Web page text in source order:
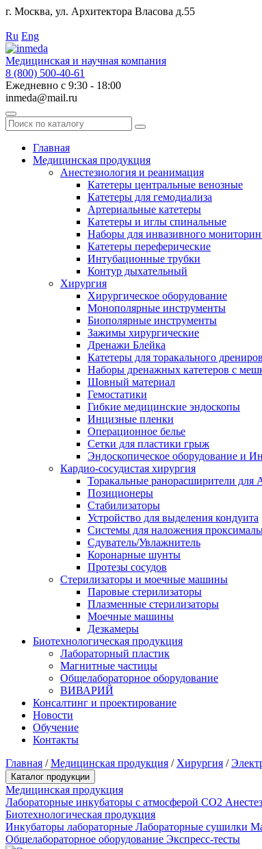
г. Москва, ул. Архитектора Власова д.55
Ru Eng
Медицинская и научная компания
8 (800) 500-40-61
Ежедневно с 9:30 - 18:00
inmeda@mail.ru
Поиск
по
каталогуГлавная
Медицинская продукция
Анестезиология и реанимация
Катетеры центральные венозные
Катетеры для гемодиализа
Артериальные катетеры
Катетеры и иглы спинальные
Наборы для инвазивного
Катетеры переферические
Интубационные трубки
Контур дыхательный
Хирургия
Хирургическое оборудование
Монополярные инструменты
Биополярные инструменты
Зажимы хирургические
Дренажи Блейка
Катетеры для торакального
Наборы дренажных катетеров с
Шовный материал
Гемостатики
Гибкие медицинские эндоскопы
Инцизные пленки
Операционное белье
Сетки для пластики грыж
Эндоскопическое оборудование и
Кардио-сосудистая хирургия
Торакальные ранорасширители
Позиционеры
Стабилизаторы
Устройство для выделения кондуита
Системы для наложения
Сдуватель/Увлажнитель
Коронарные шунты
Протезы сосудов
Стерилизаторы и моечные машины
Паровые стерилизаторы
Плазменные стерилизаторы
Моечные машины
Дезкамеры
Биотехнологическая продукция
Лабораторный пластик
Магнитные частицы
Общелабораторное оборудование
ВИВАРИЙ
Консалтинг и проектирование
Новости
Обучение
Контакты
Главная /Медицинская продукция / Хирургия /
Каталог продукции
Медицинская продукция
Лабораторные инкубаторы с атмосферой CO2
Биотехнологическая продукция
Инкубаторы лабораторные Лабораторные сушилки
Общелабораторное оборудование Экспресс-тесты